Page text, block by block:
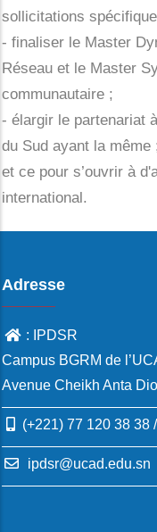
sollicitations
- finaliser le Master
Réseau et le Master
communautaire ;
- élargir le partenariat
du Sud ayant la
et ce pour s’ouvrir à
international.
Adresse
: IPDSR
Campus BGRM de
Avenue Cheikh Anta
(+221) 77 120 38 38
ipdsr@ucad.edu.sn